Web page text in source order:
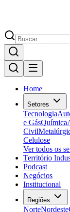
Home
Setores
Tecnologia
e GásQuímica
Civil
Celulose
Ver todos os
Território
Podcast
Negócios
Institucional
Regiões
NorteNordeste